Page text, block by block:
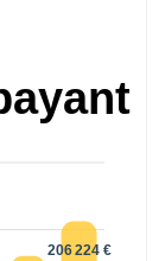
206 224 €